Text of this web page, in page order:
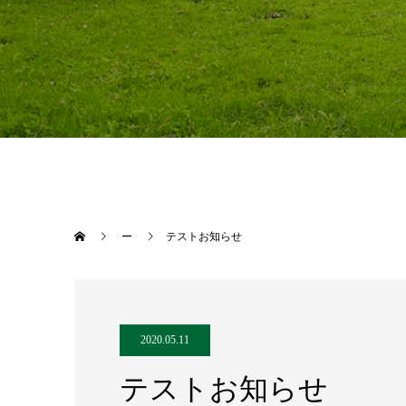
ー テストお知らせ
2020.05.11
テストお知らせ